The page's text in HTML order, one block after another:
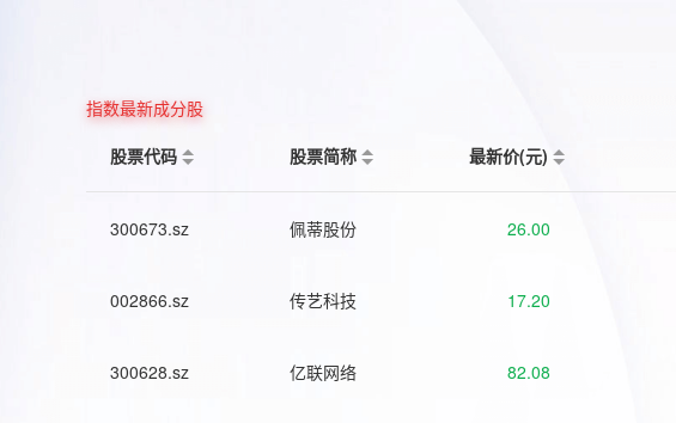
指数最新成分股
股票代码
股票简称 最新价(元)
300673.sz 佩蒂股份 26.00
002866.sz 传艺科技 17.20
300628.sz 亿联网络 82.08